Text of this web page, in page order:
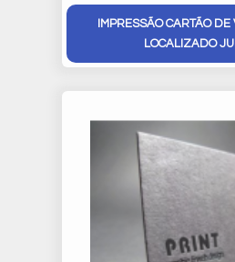
IMPRESSÃO CARTÃO
LOCALIZADO